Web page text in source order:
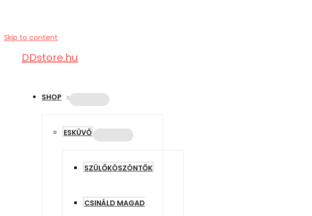
Skip to content
DDstore.hu
SHOP
ESKÜVŐ
SZÜLŐKÖSZÖNTŐK
CSINÁLD MAGAD